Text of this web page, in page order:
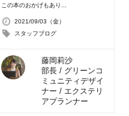
この本のおかげもあり...
2021/09/03（金）
スタッフブログ
藤岡莉沙
部長 / グリーンコ
ミュニティデザイ
ナー / エクステリ
アプランナー